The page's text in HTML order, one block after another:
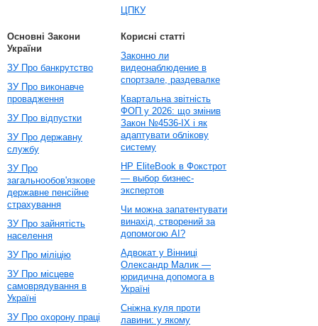
ЦПКУ
Основні Закони
України
ЗУ Про банкрутство
ЗУ Про виконавче
провадження
ЗУ Про відпустки
ЗУ Про державну
службу
ЗУ Про
загальнообов'язкове
державне пенсійне
страхування
ЗУ Про зайнятість
населення
ЗУ Про міліцію
ЗУ Про місцеве
самоврядування в
Україні
ЗУ Про охорону праці
Корисні статті
Законно ли
видеонаблюдение в
спортзале, раздевалке
Квартальна звітність
ФОП у 2026: що змінив
Закон №4536-IX і як
адаптувати облікову
систему
HP EliteBook в Фокстрот
— выбор бизнес-
экспертов
Чи можна запатентувати
винахід, створений за
допомогою AI?
Адвокат у Вінниці
Олександр Малик —
юридична допомога в
Україні
Сніжна куля проти
лавини: у якому